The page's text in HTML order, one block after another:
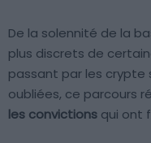
De la solennité de la
plus discrets de
passant par les crypte
oubliées, ce parcours
les convictions qui ont